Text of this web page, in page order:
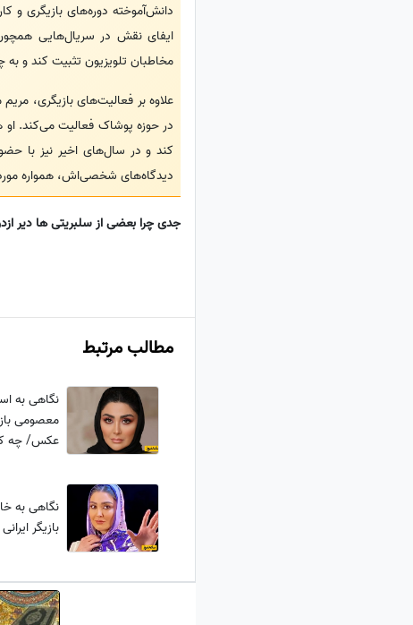
ایفای نقش در سریال‌هایی
مخاطبان تلویزیون تثبیت کند و
علاوه بر فعالیت‌های بازیگری،
در حوزه پوشاک فعالیت می‌کند.
کند و در سال‌های اخیر نیز با
دیدگاه‌های شخصی‌اش، همواره
جدی چرا بعضی از سلبریتی ها دیر
مطالب مرتبط
نگاهی به
معصومی
عکس/ چه
نگاهی به
بازیگر